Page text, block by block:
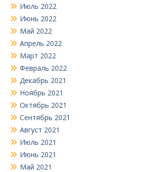
Июль 2022
Июнь 2022
Май 2022
Апрель 2022
Март 2022
Февраль 2022
Декабрь 2021
Ноябрь 2021
Октябрь 2021
Сентябрь 2021
Август 2021
Июль 2021
Июнь 2021
Май 2021